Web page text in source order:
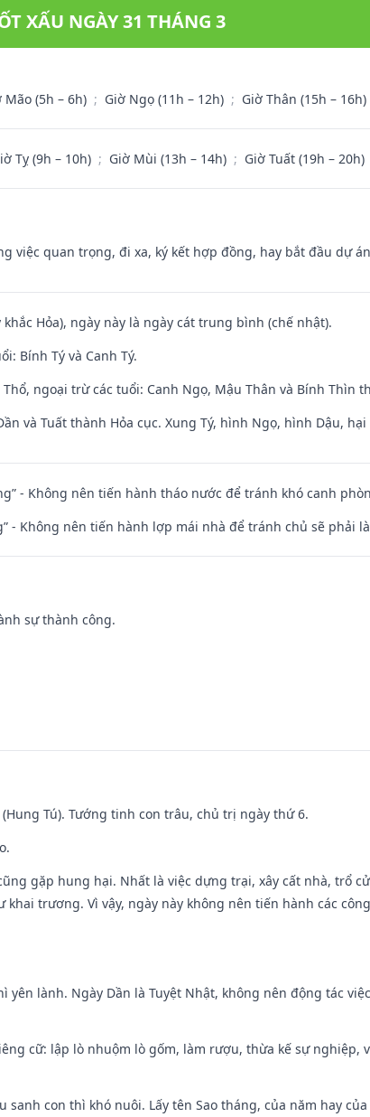
XẤU NGÀY 31 THÁNG 3
Mão (5h – 6h) ; Giờ Ngọ (11h – 12h) ; Giờ Thân (15h – 16h)
Tỵ (9h – 10h) ; Giờ Mùi (13h – 14h) ; Giờ Tuất (19h – 20h)
việc quan trọng, đi xa, ký kết hợp đồng, hay bắt đầu dự
khắc Hỏa), ngày này là ngày cát trung bình (chế nhật).
Bính Tý và Canh Tý.
ngoại trừ các tuổi: Canh Ngọ, Mậu Thân và Bính Thìn
và Tuất thành Hỏa cục. Xung Tý, hình Ngọ, hình Dậu,
- Không nên tiến hành tháo nước để tránh khó canh
- Không nên tiến hành lợp mái nhà để tránh chủ sẽ phải
sự thành công.
Tú). Tướng tinh con trâu, chủ trị ngày thứ 6.
gặp hung hại. Nhất là việc dựng trại, xây cất nhà, trổ
trương. Vì vậy, ngày này không nên tiến hành các
yên lành. Ngày Dần là Tuyệt Nhật, không nên động tác
cữ: lập lò nhuộm lò gốm, làm rượu, thừa kế sự nghiệp,
sanh con thì khó nuôi. Lấy tên Sao tháng, của năm hay